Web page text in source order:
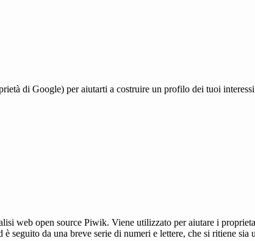
di Google) per aiutarti a costruire un profilo dei tuoi
web open source Piwik. Viene utilizzato per aiutare i
seguito da una breve serie di numeri e lettere, che si ritiene